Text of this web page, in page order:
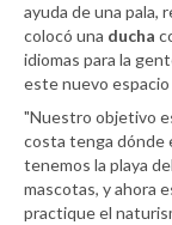
ayuda de una pala,
colocó una ducha
idiomas para la
este nuevo espacio
"Nuestro objetivo
costa tenga dónde
tenemos la playa
mascotas, y ahora
practique el